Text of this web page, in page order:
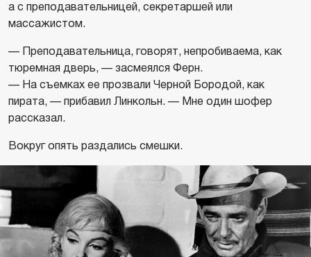
а с преподавательницей, секретаршей или
массажистом.
— Преподавательница, говорят, непробиваема, как
тюремная дверь, — засмеялся Ферн.
— На съемках ее прозвали Черной Бородой, как
пирата, — прибавил Линкольн. — Мне один шофер
рассказал.
Вокруг опять раздались смешки.